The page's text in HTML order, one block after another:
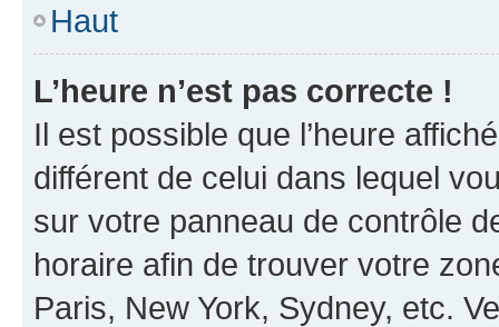
Haut
L’heure n’est pas correcte !
Il est possible que l’heure
différent de celui dans lequel
sur votre panneau de contrôle
horaire afin de trouver votre
Paris, New York, Sydney, etc.